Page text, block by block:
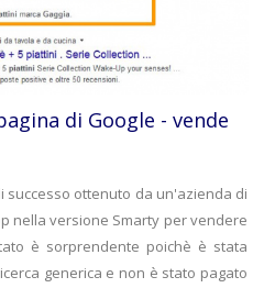
di Google - vende
successo ottenuto da un'azienda di
nella versione Smarty per vendere
è sorprendente poichè è stata
generica e non è stato pagato